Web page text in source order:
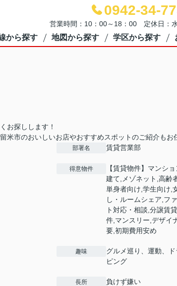
0942-34-
営業時間：10：00～18：00 定休日：
から探す 地図から探す 学区から探す
お探しします！
米市のおいしいお店やおすすめスポットのご紹介もお
部署名 賃貸営業部
得意物件
【賃貸物件】マンシ
建て,メゾネット,高齢
単身者向け,学生向け,
し・ルームシェア,フ
ト対応・相談,分譲賃
件,マンスリー,デザイ
要,初期費用安め
趣味
グルメ巡り、運動、
ピング
長所 負けず嫌い